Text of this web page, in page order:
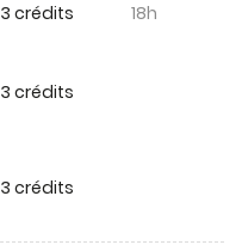
3 crédits 18h
3 crédits
3 crédits